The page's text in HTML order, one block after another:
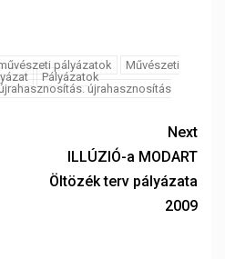
pályázatok
Művészeti
Pályázatok
újrahasznosítás
Next
ILLÚZIÓ-a MODART
Öltözék terv pályázata
2009